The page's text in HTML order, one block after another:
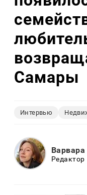
Самары
Интервью
Редактор